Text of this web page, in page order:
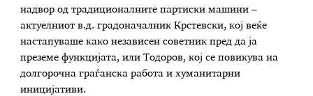
надвор од традиционалните партиски машини –
актуелниот в.д. градоначалник Крстевски, кој веќе
настапуваше како независен советник пред да ја
преземе функцијата, или Тодоров, кој се повикува на
долгорочна граѓанска работа и хуманитарни
иницијативи.